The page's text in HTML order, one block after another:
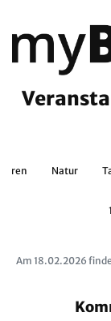
Natur
Am 18.02.2026